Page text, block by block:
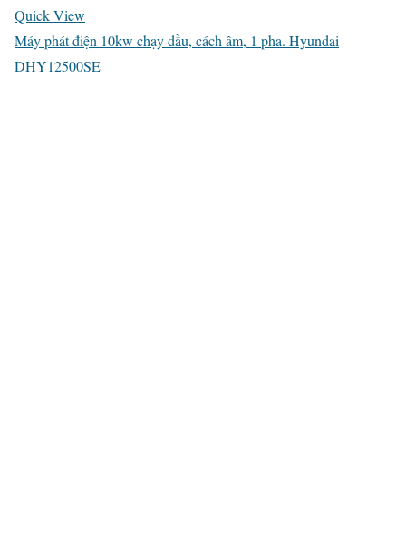
Quick View
Máy phát điện 10kw chạy dầu, cách âm, 1 pha. Hyundai
DHY12500SE